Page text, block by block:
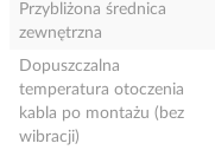
Przybliżona średnica
zewnętrzna
Dopuszczalna
temperatura otoczenia
kabla po montażu (bez
wibracji)